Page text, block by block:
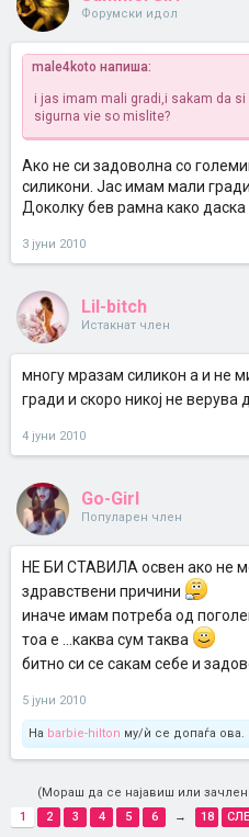
Форумски идол
male4koto напиша:
i jas imam mali gradi,i sakam da
sigurna vie so mislite?
Ако не си задоволна со
силикони. Јас имам мали
Доколку бев рамна како даска
3 јуни 2010
Lil-bitch
Истакнат член
многу мразам силикон а и не
гради и скоро никој не
4 јуни 2010
Go-Girl
Популарен член
НЕ БИ СТАВИЛА освен ако не
здравствени причини
иначе имам потреба од
тоа е ...каква сум таква
битно си се сакам себе и
5 јуни 2010
На barbie-hilton му/ѝ се допаѓа ова.
(Мораш да се најавиш или
1
2 3 4 5 6 → 18